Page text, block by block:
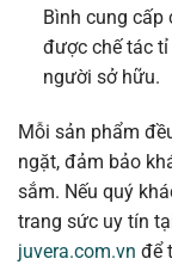
Bình cung cấp
được chế tác
người sở hữu.
Mỗi sản phẩm
ngặt, đảm bảo
sắm. Nếu quý
trang sức uy tín
juvera.com.vn để